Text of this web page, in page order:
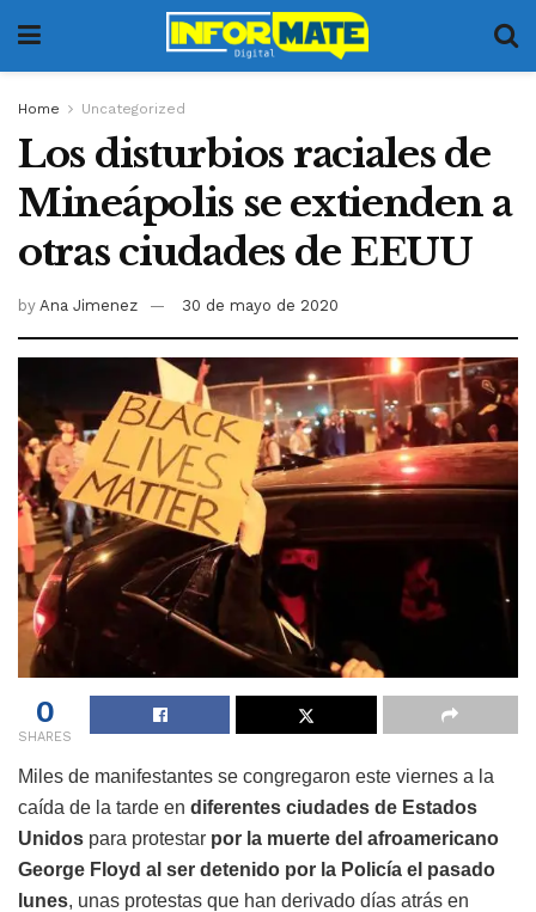
Home Uncategorized
Los disturbios raciales de
Mineápolis se extienden a
otras ciudades de EEUU
by Ana Jimenez 30 de mayo de 2020
0
SHARES
Miles de manifestantes se congregaron este viernes a la
caída de la tarde en diferentes ciudades de Estados
Unidos para protestar por la muerte del afroamericano
George Floyd al ser detenido por la Policía el pasado
lunes, unas protestas que han derivado días atrás en